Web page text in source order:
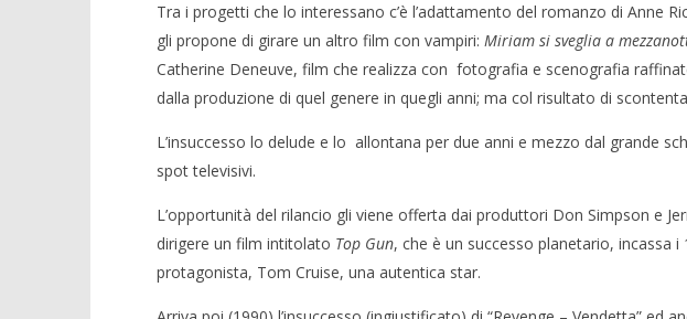
Tra i progetti che lo interessano c’è l’adattamento del romanzo di Anne
gli propone di girare un altro film con vampiri: Miriam si sveglia a
Catherine Deneuve, film che realizza con fotografia e scenografia
dalla produzione di quel genere in quegli anni; ma col risultato di
L’insuccesso lo delude e lo allontana per due anni e mezzo dal grande
spot televisivi.
L’opportunità del rilancio gli viene offerta dai produttori Don Simpson e
dirigere un film intitolato Top Gun, che è un successo planetario, incassa
protagonista, Tom Cruise, una autentica star.